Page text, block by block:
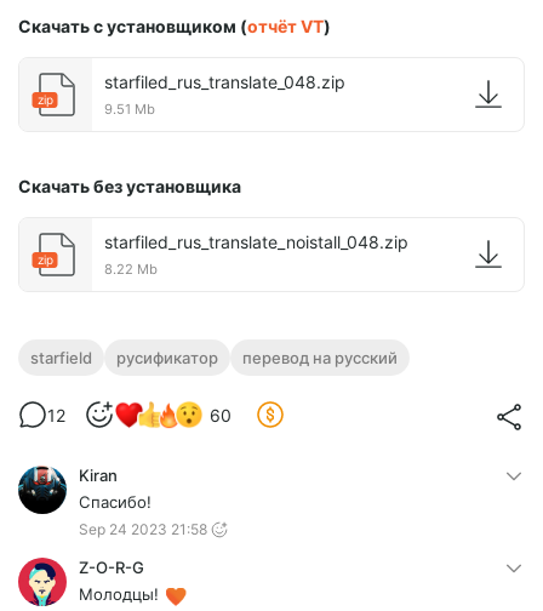
Скачать с установщиком (отчёт VT)
zip
starfiled_rus_translate_048.zip
9.51 Mb
Cкачать без установщика
zip
starfiled_rus_translate_noistall_048.zip
8.22 Mb
starfield русификатор перевод на русский
12 60
Kiran
Спасибо!
Sep 24 2023 21:58
Z-O-R-G
Молодцы!